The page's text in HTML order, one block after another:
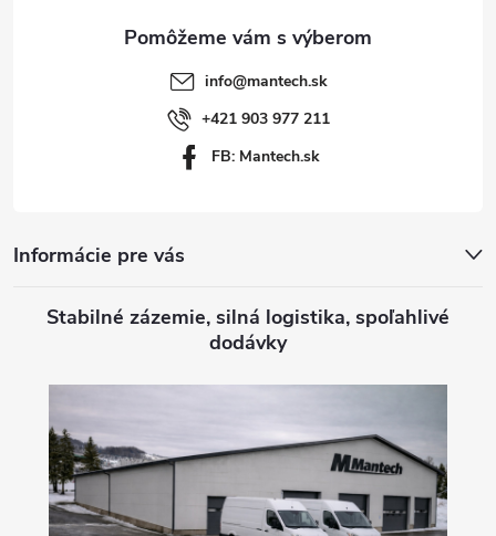
info@mantech.sk
+421 903 977 211
FB: Mantech.sk
Informácie pre vás
Stabilné zázemie, silná logistika, spoľahlivé
dodávky